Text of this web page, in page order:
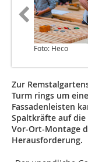
Foto: Heco
Zur
Turm rings um
Fassadenleisten
Spaltkräfte auf die
Vor-Ort-Montage
Herausforderung.